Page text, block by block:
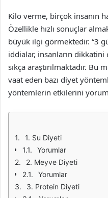
Kilo verme, birçok insanın
Özellikle hızlı sonuçlar
büyük ilgi görmektedir. “3
iddialar, insanların
sıkça araştırılmaktadır.
vaat eden bazı diyet
yöntemlerin etkilerini
1. Su Diyeti
Yorumlar
2. Meyve Diyeti
Yorumlar
3. Protein Diyeti